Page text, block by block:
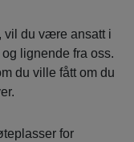
vil du være ansatt i
lignende fra oss.
du ville fått om du
for